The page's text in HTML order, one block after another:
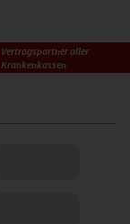
Vertragspartner aller
Krankenkassen